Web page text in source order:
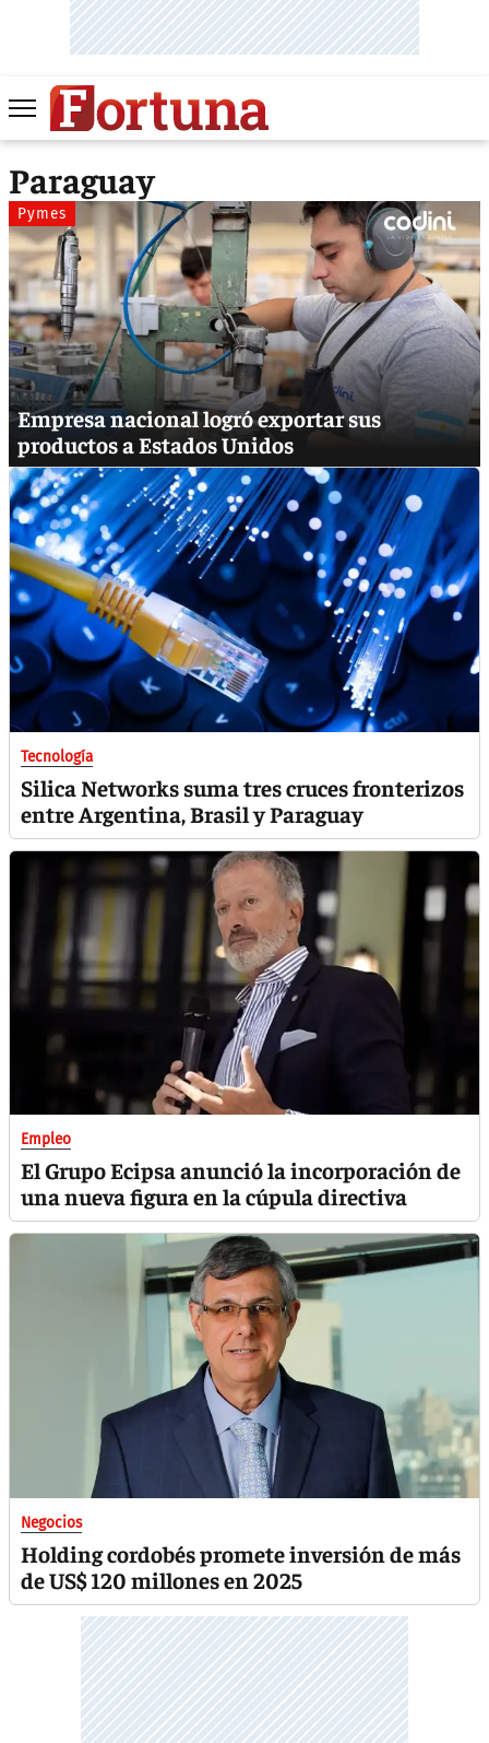
Paraguay
Pymes
Empresa nacional logró exportar sus
productos a Estados Unidos
Tecnología
Silica Networks suma tres cruces fronterizos
entre Argentina, Brasil y Paraguay
Empleo
El Grupo Ecipsa anunció la incorporación de
una nueva figura en la cúpula directiva
Negocios
Holding cordobés promete inversión de más
de US$ 120 millones en 2025